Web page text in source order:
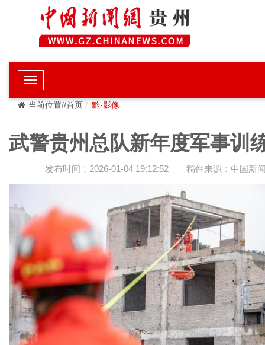
当前位置//首页 黔·影像
武警贵州总队新年度军事训
发布时间：2026-01-04 19:12:52 稿件来源：中国新